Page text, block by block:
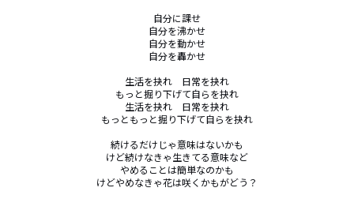
自分に課せ
自分を沸かせ
自分を動かせ
自分を轟かせ
生活を抉れ　日常を抉れ
もっと掘り下げて自らを抉れ
生活を抉れ　日常を抉れ
もっともっと掘り下げて自らを抉れ
続けるだけじゃ意味はないかも
けど続けなきゃ生きてる意味など
やめることは簡単なのかも
けどやめなきゃ花は咲くかもがどう？